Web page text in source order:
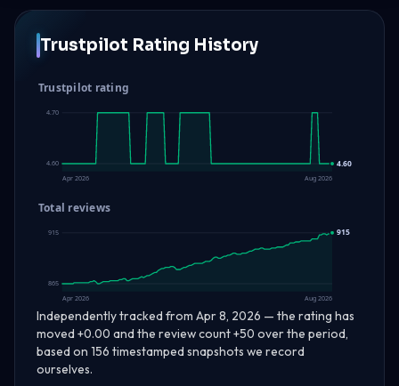
Trustpilot Rating History
Trustpilot rating
4.70
4.60 4.60
Apr 2026 Aug 2026
Total reviews
915
865
915
Apr 2026 Aug 2026
Independently tracked from Apr 8, 2026 — the rating has
moved +0.00 and the review count +50 over the period,
based on 156 timestamped snapshots we record
ourselves.